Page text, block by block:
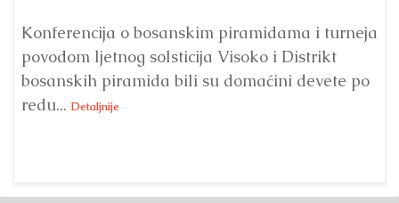
Konferencija o bosanskim piramidama i turneja
povodom ljetnog solsticija Visoko i Distrikt
bosanskih piramida bili su domaćini devete po
redu... Detaljnije